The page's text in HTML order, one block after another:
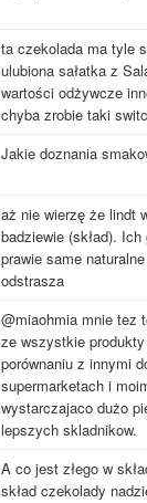
ta czekolada ma tyle
ulubiona sałatka z
wartości odżywcze
chyba zrobie taki
Jakie doznania
aż nie wierzę że lindt
badziewie (skład).
prawie same
odstrasza
@miaohmia mnie tez
ze wszystkie
porównaniu z innymi
supermarketach i
wystarczajaco dużo
lepszych skladnikow.
A co jest złego w
skład czekolady